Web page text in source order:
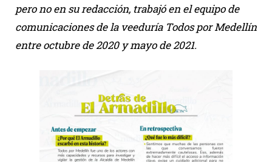
pero no en su redacción, trabajó en el equipo de
comunicaciones de la veeduría Todos por Medellín
entre octubre de 2020 y mayo de 2021.